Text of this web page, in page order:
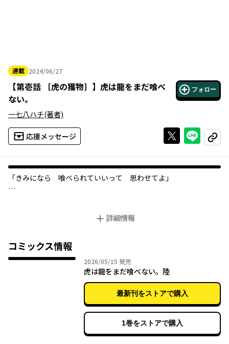
連載 2024/06/27
2024年06月27日
【第壱話 ［虎の獲物］ 】 虎は龍をまだ喰べ
ない。
フォロー
一七八ハチ(著者)
応援メッセージ Xで投稿する
ライン
コピー
「きみになら 喰べられていいって 思わせてよ」
龍の肉は至極の味、その血は全ての傷を癒やし、心臓を食べれば
不老不死となると言われる。
しかし、龍の未成熟な体つきを見て、虎は食べるのをやめてしま
ふたりを繋ぎとめるのは、狩猟本能？ それとも……。
詳細情報
コミックス情報
2026/05/15 2026年05月15日
発売
虎は龍をまだ喰べない。陸
最新刊をストアで購入
1巻をストアで購入